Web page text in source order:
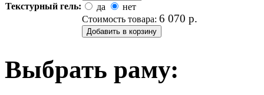
Текстурный гель:
да
нет
Стоимость товара: 6 070 р.
Выбрать раму: